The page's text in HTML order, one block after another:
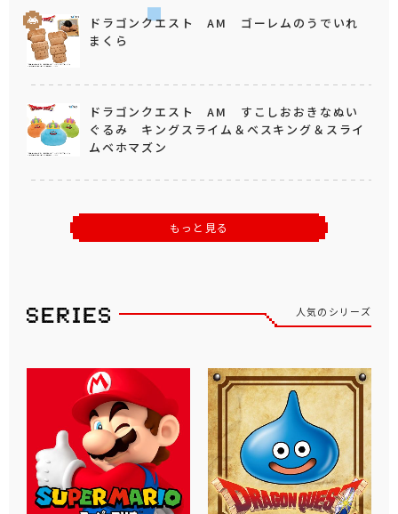
ドラゴンクエスト AM ゴーレムのうでいれ
まくら
ドラゴンクエスト AM すこしおおきなぬい
ぐるみ キングスライム＆ベスキング＆スライ
ムベホマズン
もっと見る
人気のシリーズ